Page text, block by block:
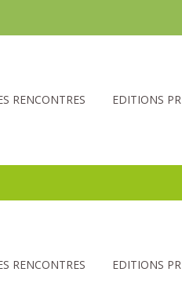
RENCONTRES EDITIONS
RENCONTRES EDITIONS